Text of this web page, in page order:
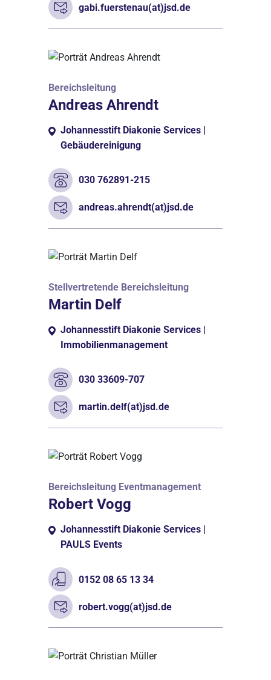
gabi.fuerstenau(at)jsd.de
Bereichsleitung
Andreas Ahrendt
Johannesstift Diakonie Services |
Gebäudereinigung
030 762891-215
andreas.ahrendt(at)jsd.de
Stellvertretende Bereichsleitung
Martin Delf
Johannesstift Diakonie Services |
Immobilienmanagement
030 33609-707
martin.delf(at)jsd.de
Bereichsleitung Eventmanagement
Robert Vogg
Johannesstift Diakonie Services |
PAULS Events
0152 08 65 13 34
robert.vogg(at)jsd.de